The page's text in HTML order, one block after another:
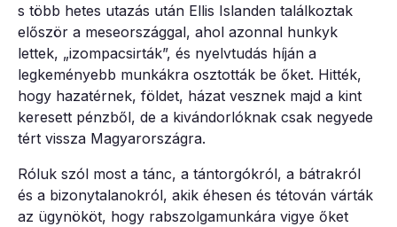
s több hetes utazás után Ellis Islanden találkoztak
először a meseországgal, ahol azonnal hunkyk
lettek, „izompacsirták”, és nyelvtudás híján a
legkeményebb munkákra osztották be őket. Hitték,
hogy hazatérnek, földet, házat vesznek majd a kint
keresett pénzből, de a kivándorlóknak csak negyede
tért vissza Magyarországra.
Róluk szól most a tánc, a tántorgókról, a bátrakról
és a bizonytalanokról, akik éhesen és tétován várták
az ügynököt, hogy rabszolgamunkára vigye őket